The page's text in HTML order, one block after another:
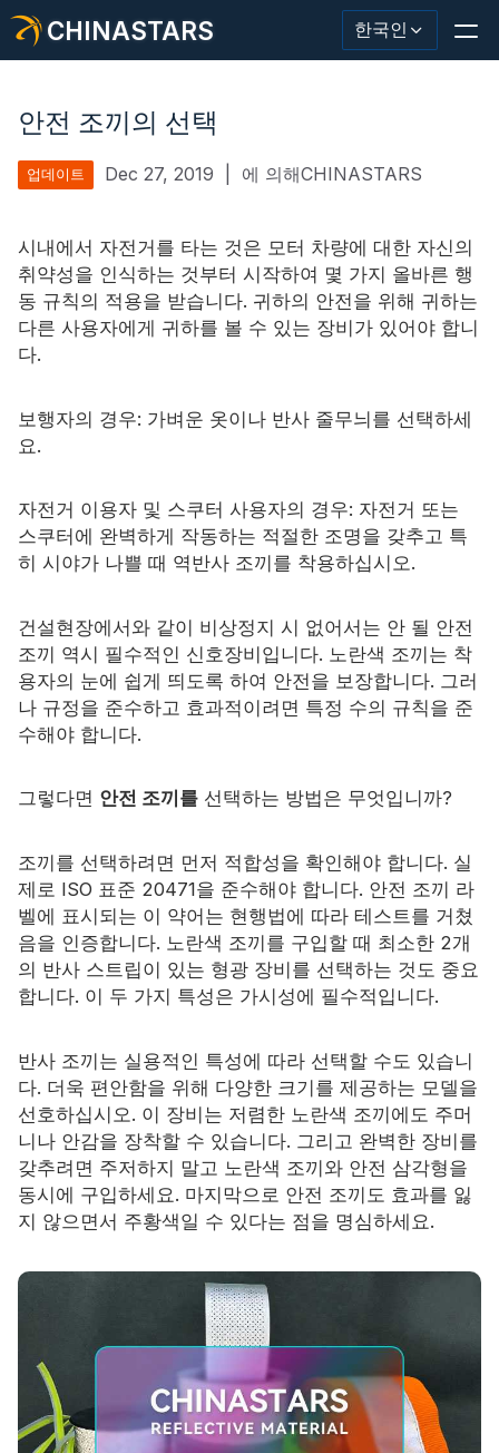
CHINASTARS 한국인
반사재/테이프
패션 반사 직물
안전복
어둠 속에서 빛나는 소재
CHINASTARS 정보
자격증
비디오
연락하다
안전 조끼의 선택
업데이트 Dec 27, 2019 에 의해CHINASTARS
시내에서 자전거를 타는 것은 모터 차량에 대한 자신의
취약성을 인식하는 것부터 시작하여 몇 가지 올바른 행
동 규칙의 적용을 받습니다. 귀하의 안전을 위해 귀하는
다른 사용자에게 귀하를 볼 수 있는 장비가 있어야 합니
다.
보행자의 경우: 가벼운 옷이나 반사 줄무늬를 선택하세
요.
자전거 이용자 및 스쿠터 사용자의 경우: 자전거 또는
스쿠터에 완벽하게 작동하는 적절한 조명을 갖추고 특
히 시야가 나쁠 때 역반사 조끼를 착용하십시오.
건설현장에서와 같이 비상정지 시 없어서는 안 될 안전
조끼 역시 필수적인 신호장비입니다. 노란색 조끼는 착
용자의 눈에 쉽게 띄도록 하여 안전을 보장합니다. 그러
나 규정을 준수하고 효과적이려면 특정 수의 규칙을 준
수해야 합니다.
그렇다면 안전 조끼를 선택하는 방법은 무엇입니까?
조끼를 선택하려면 먼저 적합성을 확인해야 합니다. 실
제로 ISO 표준 20471을 준수해야 합니다. 안전 조끼 라
벨에 표시되는 이 약어는 현행법에 따라 테스트를 거쳤
음을 인증합니다. 노란색 조끼를 구입할 때 최소한 2개
의 반사 스트립이 있는 형광 장비를 선택하는 것도 중요
합니다. 이 두 가지 특성은 가시성에 필수적입니다.
반사 조끼는 실용적인 특성에 따라 선택할 수도 있습니
다. 더욱 편안함을 위해 다양한 크기를 제공하는 모델을
선호하십시오. 이 장비는 저렴한 노란색 조끼에도 주머
니나 안감을 장착할 수 있습니다. 그리고 완벽한 장비를
갖추려면 주저하지 말고 노란색 조끼와 안전 삼각형을
동시에 구입하세요. 마지막으로 안전 조끼도 효과를 잃
지 않으면서 주황색일 수 있다는 점을 명심하세요.